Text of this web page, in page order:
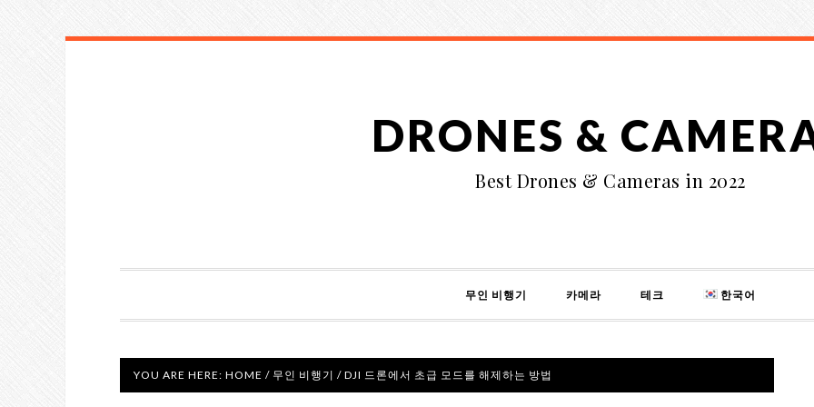
DRONES &
Best Drones & Cameras in 2022
무인 비행기 카메라 테크 한국어
YOU ARE HERE: HOME / 무인 비행기 / DJI 드론에서 초급 모드를 해제하는 방법